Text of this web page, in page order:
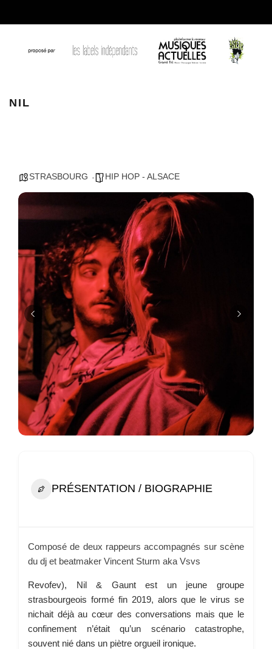
NIL
STRASBOURG HIP HOP - ALSACE
PRÉSENTATION / BIOGRAPHIE
Composé de deux rappeurs accompagnés sur scène
du dj et beatmaker Vincent Sturm aka Vsvs
Revofev), Nil & Gaunt est un jeune groupe
strasbourgeois formé fin 2019, alors que le virus se
nichait déjà au cœur des conversations mais que le
confinement n’était qu’un scénario catastrophe,
souvent nié dans un piètre orgueil ironique.